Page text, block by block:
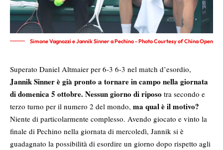
Simone Vagnozzi e Jannik Sinner a Pechino - Photo Courtesy of China Open
Superato Daniel Altmaier per 6-3 6-3 nel match d’esordio,
Jannik Sinner è già pronto a tornare in campo nella giornata
di domenica 5 ottobre. Nessun giorno di riposo tra secondo e
terzo turno per il numero 2 del mondo, ma qual è il motivo?
Niente di particolarmente complesso. Avendo giocato e vinto la
finale di Pechino nella giornata di mercoledì, Jannik si è
guadagnato la possibilità di esordire un giorno dopo rispetto agli